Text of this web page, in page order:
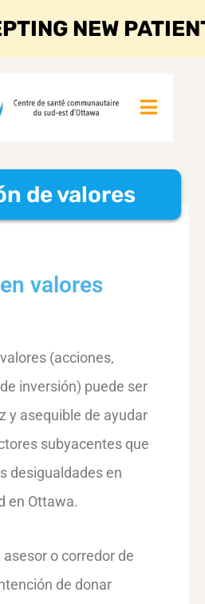
de valores
valores
(acciones,
inversión) puede ser
y asequible de ayudar
subyacentes que
desigualdades en
en Ottawa.
o corredor de
de donar
NEW